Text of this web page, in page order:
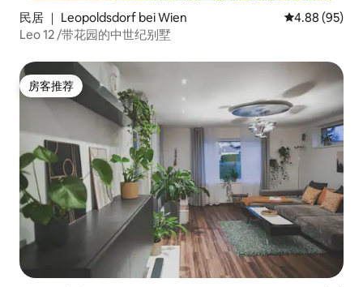
民居 ｜ Leopoldsdorf bei Wien 平均评分 4.88
4.88 (95)
Leo 12 /带花园的中世纪别墅
房客推荐
房客推荐